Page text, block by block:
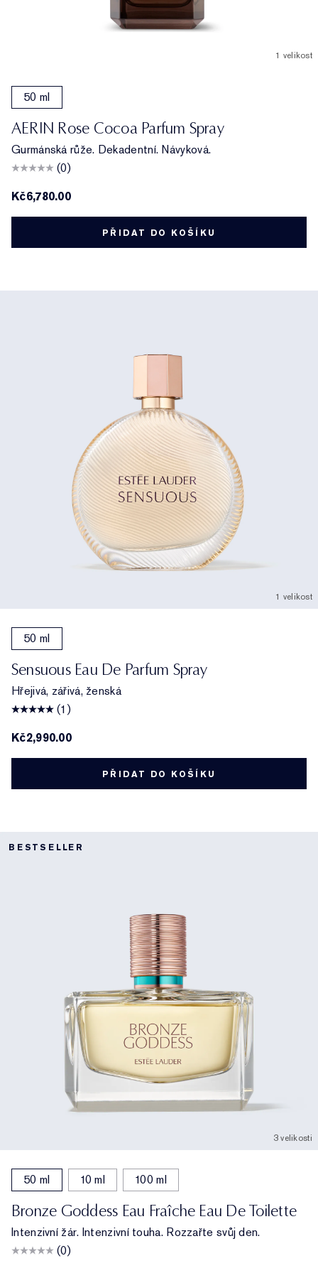
1 velikost
50 ml
AERIN Rose Cocoa Parfum Spray
Gurmánská růže. Dekadentní. Návyková.
(0)
Kč6,780.00
PŘIDAT DO KOŠÍKU
1 velikost
50 ml
Sensuous Eau De Parfum Spray
Hřejivá, zářivá, ženská
(1)
Kč2,990.00
PŘIDAT DO KOŠÍKU
BESTSELLER
3 velikosti
50 ml 10 ml 100 ml
Bronze Goddess Eau Fraîche Eau De Toilette
Intenzivní žár. Intenzivní touha. Rozzařte svůj den.
(0)